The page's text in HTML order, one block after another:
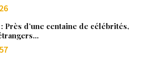
: Près d’une centaine de célébrités,